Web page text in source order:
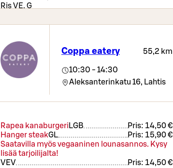
Ris VE, G
Pizzabord, sallads- och brödbuffé, drycker samt
Salladsbuffé Pris:9,90 €
Mångsidigt, färskt och fräscht salladsbord. I
priset ingår även bröd och måltidsdryck samt
Coppa eatery 55,2 km
10:30 - 14:30
Aleksanterinkatu 16, Lahtis
Rapea kanaburgeri LGB Pris: 14,50 €
Hanger steakGL Pris: 15,90 €
Saatavilla myös vegaaninen lounasannos. Kysy
lisää tarjoilijalta!
VEV Pris: 14,50 €